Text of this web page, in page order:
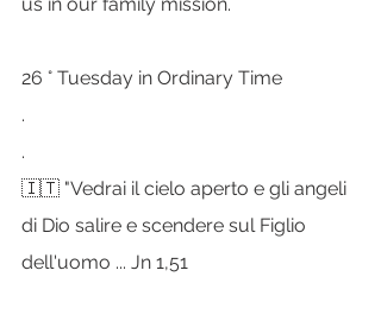
26 ° Tuesday in Ordinary Time
.
.
🇮🇹 "Vedrai il cielo aperto e gli angeli
di Dio salire e scendere sul Figlio
dell'uomo ... Jn 1,51